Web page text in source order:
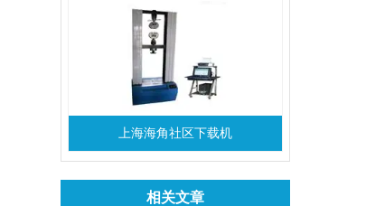
上海海角社区下载机
相关文章